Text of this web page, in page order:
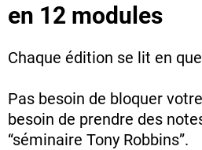
en 12 modules
Chaque édition se lit en
Pas besoin de bloquer
besoin de prendre des
“séminaire Tony Robbins”.